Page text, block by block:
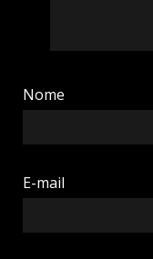
Nome
E-mail